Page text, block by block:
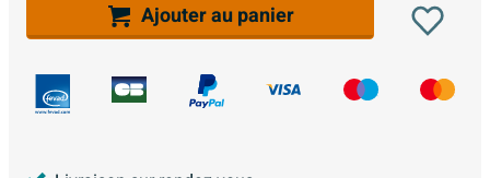
Ajouter au panier